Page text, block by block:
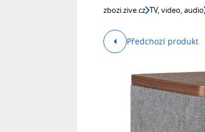
zbozi.zive.cz TV, video, audio
Předchozí produkt